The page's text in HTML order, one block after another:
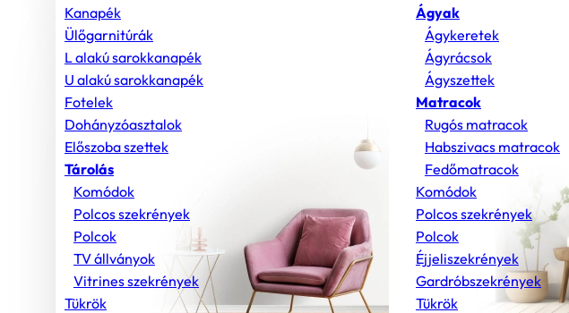
Kanapék
Ülőgarnitúrák
L alakú sarokkanapék
U alakú sarokkanapék
Fotelek
Dohányzóasztalok
Előszoba szettek
Tárolás
Komódok
Polcos szekrények
Polcok
TV állványok
Vitrines szekrények
Tükrök
Ágyak
Ágykeretek
Ágyrácsok
Ágyszettek
Matracok
Rugós matracok
Habszivacs matracok
Fedőmatracok
Komódok
Polcos szekrények
Polcok
Éjjeliszekrények
Gardróbszekrények
Tükrök